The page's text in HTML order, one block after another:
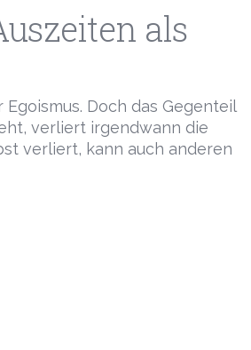
als
Doch das Gegenteil
verliert irgendwann die
verliert, kann auch anderen